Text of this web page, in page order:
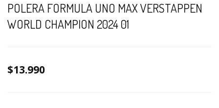
POLERA FORMULA UNO MAX VERSTAPPEN
WORLD CHAMPION 2024 01
$13.990